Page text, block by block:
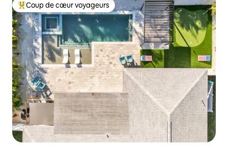
Coup de cœur voyageurs parmi les plus aimés
Coup de cœur voyageurs